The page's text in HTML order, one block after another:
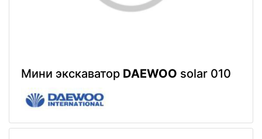
Мини экскаватор DAEWOO solar 010